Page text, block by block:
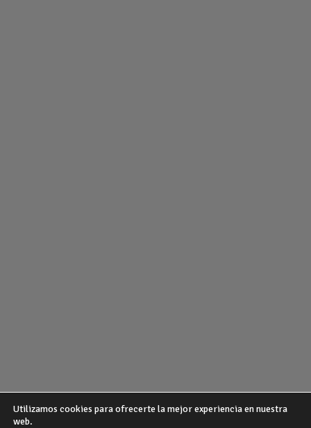
Utilizamos cookies para ofrecerte la mejor experiencia en nuestra
web.